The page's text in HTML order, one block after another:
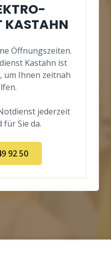
KASTAHN
Öffnungszeiten.
Kastahn ist
um Ihnen zeitnah
jederzeit
für Sie da.
92 50